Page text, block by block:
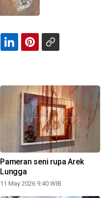
Pameran seni rupa Arek
Lungga
11 May 2026 9:40 WIB